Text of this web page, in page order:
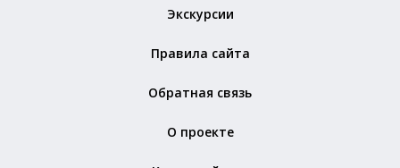
Экскурсии
Правила сайта
Обратная связь
О проекте